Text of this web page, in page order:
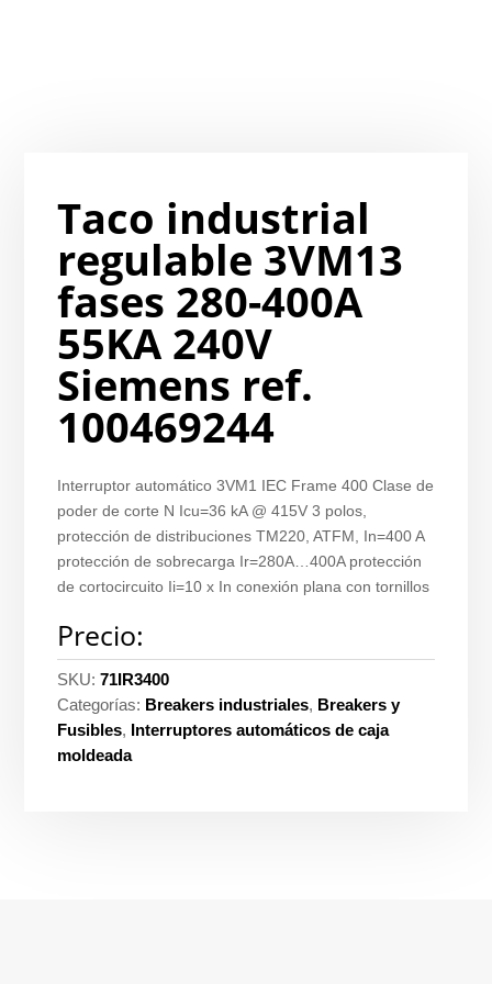
Taco industrial
regulable 3VM13
fases 280-400A
55KA 240V
Siemens ref.
100469244
Interruptor automático 3VM1 IEC Frame 400 Clase de
poder de corte N Icu=36 kA @ 415V 3 polos,
protección de distribuciones TM220, ATFM, In=400 A
protección de sobrecarga Ir=280A…400A protección
de cortocircuito Ii=10 x In conexión plana con tornillos
Precio:
SKU:71IR3400
Categorías: Breakers industriales, Breakers y
Fusibles, Interruptores automáticos de caja
moldeada